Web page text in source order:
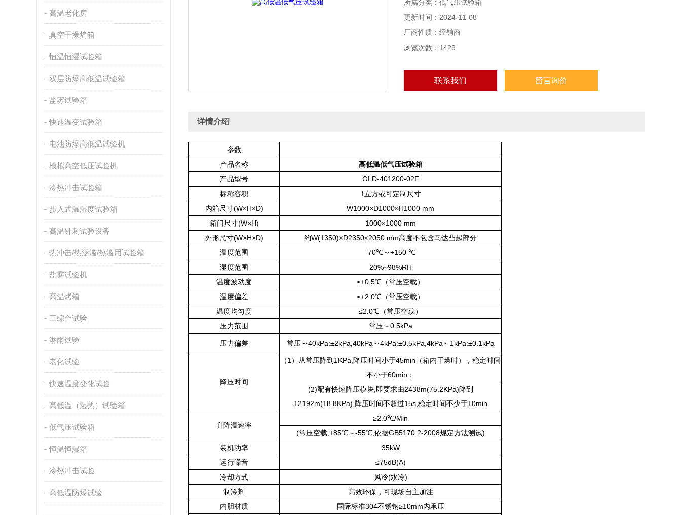
高温老化房
真空干燥烤箱
恒温恒湿试验箱
双层防爆高低温试验箱
盐雾试验箱
快速温变试验箱
电池防爆高低温试验机
模拟高空低压试验机
冷热冲击试验箱
步入式温湿度试验箱
高温针刺试验设备
热冲击/热泛滥/热滥用试验箱
盐雾试验机
高温烤箱
三综合试验
淋雨试验
老化试验
快速温度变化试验
高低温（湿热）试验箱
低气压试验箱
恒温恒湿箱
冷热冲击试验
高低温防爆试验
所属分类：低气压试验箱
更新时间：2024-11-08
厂商性质：经销商
浏览次数：1429
联系我们 留言询价
详情介绍
参数
产品名称
高低温低气压试验箱
产品型号
GLD-401200-02F
标称容积
1立方或可定制尺寸
内箱尺寸(W×H×D)
W1000×D1000×H1000 mm
箱门尺寸(W×H)
1000×1000 mm
外形尺寸(W×H×D)
约W(1350)×D2350×2050 mm高度不包含马达凸起部分
温度范围
-70℃～+150 ℃
湿度范围
20%~98%RH
温度波动度
≤±0.5℃（常压空载）
温度偏差
≤±2.0℃（常压空载）
温度均匀度
≤2.0℃（常压空载）
压力范围
常压～0.5kPa
压力偏差 常压～40kPa:±2kPa,40kPa～4kPa:±0.5kPa,4kPa～1kPa:±0.1kPa
降压时间
（1）从常压降到1KPa,降压时间小于45min（箱内干燥时），稳定时间
不小于60min；
(2)配有快速降压模块,即要求由2438m(75.2KPa)降到
12192m(18.8KPa),降压时间不超过15s,稳定时间不少于10min
升降温速率
≥2.0℃/Min
(常压空载,+85℃～-55℃,依据GB5170.2-2008规定方法测试)
装机功率
35kW
运行噪音
≤75dB(A)
冷却方式
风冷(水冷)
制冷剂
高效环保，可现场自主加注
内胆材质
国际标准304不锈钢≥10mm内承压